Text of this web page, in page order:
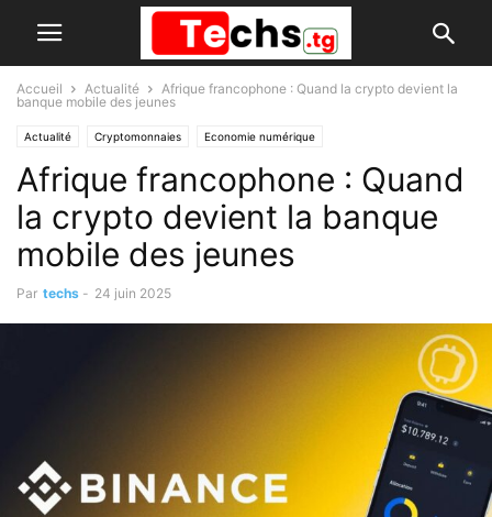
Accueil Actualité
Afrique francophone : Quand la crypto devient la
banque mobile des jeunes
Actualité Cryptomonnaies Economie numérique
Afrique francophone : Quand
la crypto devient la banque
mobile des jeunes
Par techs - 24 juin 2025